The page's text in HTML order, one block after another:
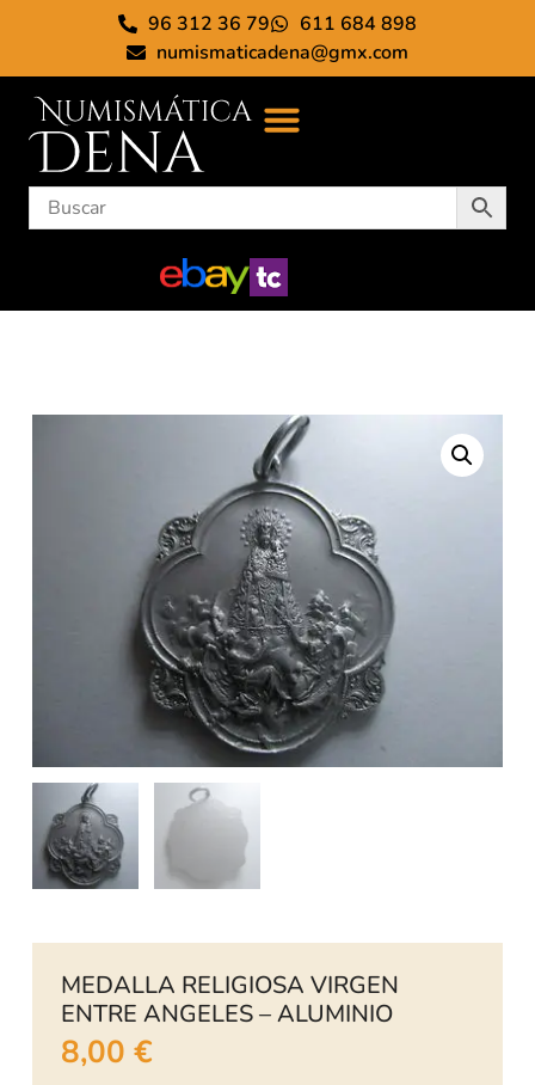
96 312 36 79
611 684 898
numismaticadena@gmx.com
MEDALLA RELIGIOSA VIRGEN
ENTRE ANGELES – ALUMINIO
8,00 €